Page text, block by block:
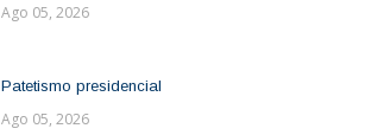
Ago 05, 2026
Patetismo presidencial
Ago 05, 2026